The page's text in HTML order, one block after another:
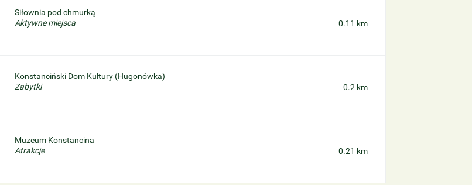
Siłownia pod chmurką
Aktywne miejsca
0.11 km
Konstanciński Dom Kultury (Hugonówka)
Zabytki
0.2 km
Muzeum Konstancina
Atrakcje
0.21 km